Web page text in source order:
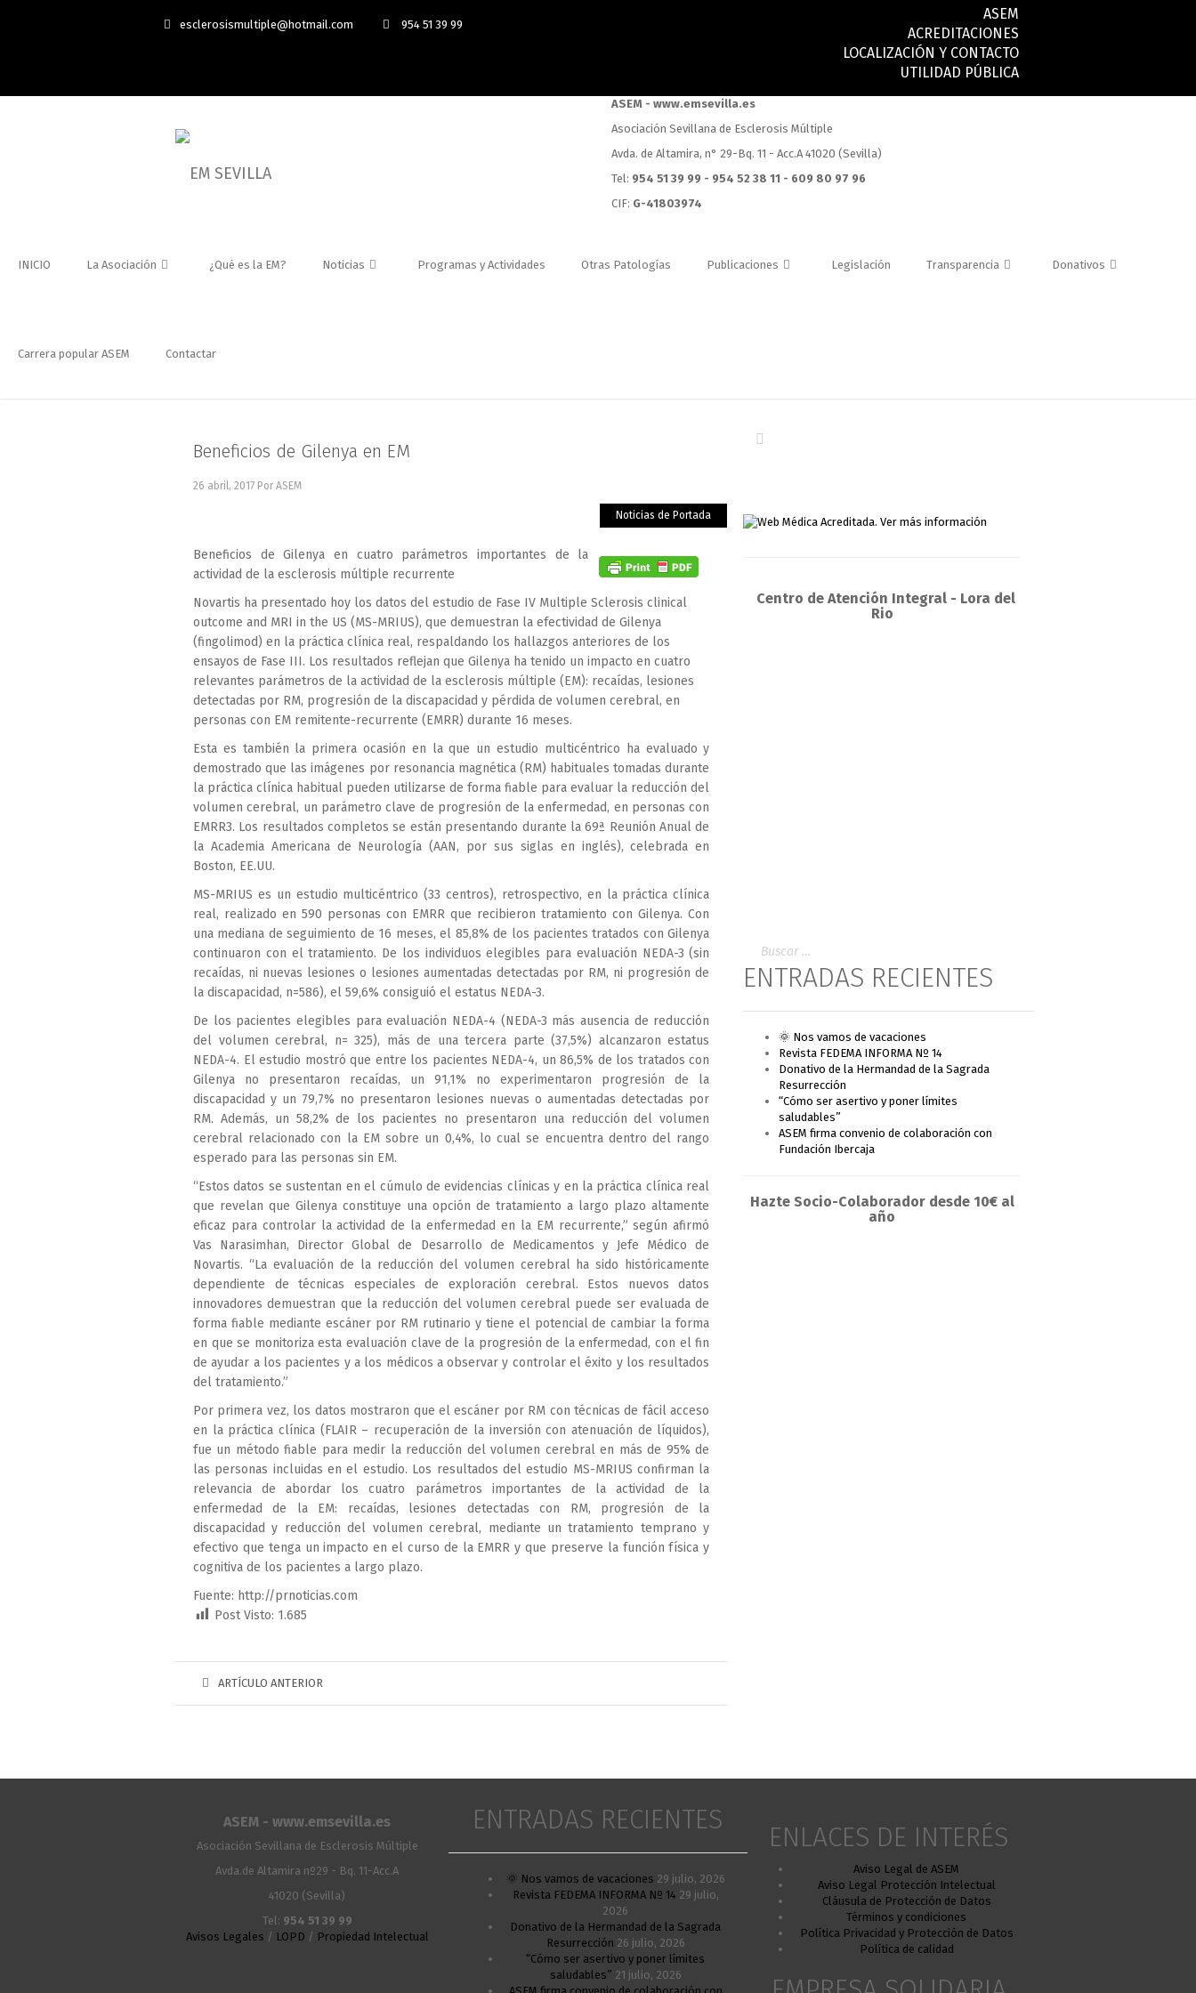
esclerosismultiple@hotmail.com 954 51 39 99
ASEM
ACREDITACIONES
LOCALIZACIÓN Y CONTACTO
UTILIDAD PÚBLICA
ASEM - www.emsevilla.es
Asociación Sevillana de Esclerosis Múltiple
Avda. de Altamira, n° 29-Bq. 11 - Acc.A 41020 (Sevilla)
Tel: 954 51 39 99 - 954 52 38 11 - 609 80 97 96
CIF: G-41803974
INICIO La Asociación ¿Qué es la EM? Noticias Programas y Actividades Otras Patologías Publicaciones Legislación Transparencia Donativos
Carrera popular ASEM Contactar
Beneficios de Gilenya en EM
26 abril, 2017 Por ASEM
Noticias de Portada
Beneficios de Gilenya en cuatro parámetros importantes de la
actividad de la esclerosis múltiple recurrente
Novartis ha presentado hoy los datos del estudio de Fase IV Multiple Sclerosis clinical
outcome and MRI in the US (MS-MRIUS), que demuestran la efectividad de Gilenya
(fingolimod) en la práctica clínica real, respaldando los hallazgos anteriores de los
ensayos de Fase III. Los resultados reflejan que Gilenya ha tenido un impacto en cuatro
relevantes parámetros de la actividad de la esclerosis múltiple (EM): recaídas, lesiones
detectadas por RM, progresión de la discapacidad y pérdida de volumen cerebral, en
personas con EM remitente-recurrente (EMRR) durante 16 meses.
Esta es también la primera ocasión en la que un estudio multicéntrico ha evaluado y
demostrado que las imágenes por resonancia magnética (RM) habituales tomadas durante
la práctica clínica habitual pueden utilizarse de forma fiable para evaluar la reducción del
volumen cerebral, un parámetro clave de progresión de la enfermedad, en personas con
EMRR3. Los resultados completos se están presentando durante la 69ª Reunión Anual de
la Academia Americana de Neurología (AAN, por sus siglas en inglés), celebrada en
Boston, EE.UU.
MS-MRIUS es un estudio multicéntrico (33 centros), retrospectivo, en la práctica clínica
real, realizado en 590 personas con EMRR que recibieron tratamiento con Gilenya. Con
una mediana de seguimiento de 16 meses, el 85,8% de los pacientes tratados con Gilenya
continuaron con el tratamiento. De los individuos elegibles para evaluación NEDA-3 (sin
recaídas, ni nuevas lesiones o lesiones aumentadas detectadas por RM, ni progresión de
la discapacidad, n=586), el 59,6% consiguió el estatus NEDA-3.
De los pacientes elegibles para evaluación NEDA-4 (NEDA-3 más ausencia de reducción
del volumen cerebral, n= 325), más de una tercera parte (37,5%) alcanzaron estatus
NEDA-4. El estudio mostró que entre los pacientes NEDA-4, un 86,5% de los tratados con
Gilenya no presentaron recaídas, un 91,1% no experimentaron progresión de la
discapacidad y un 79,7% no presentaron lesiones nuevas o aumentadas detectadas por
RM. Además, un 58,2% de los pacientes no presentaron una reducción del volumen
cerebral relacionado con la EM sobre un 0,4%, lo cual se encuentra dentro del rango
esperado para las personas sin EM.
“Estos datos se sustentan en el cúmulo de evidencias clínicas y en la práctica clínica real
que revelan que Gilenya constituye una opción de tratamiento a largo plazo altamente
eficaz para controlar la actividad de la enfermedad en la EM recurrente,” según afirmó
Vas Narasimhan, Director Global de Desarrollo de Medicamentos y Jefe Médico de
Novartis. “La evaluación de la reducción del volumen cerebral ha sido históricamente
dependiente de técnicas especiales de exploración cerebral. Estos nuevos datos
innovadores demuestran que la reducción del volumen cerebral puede ser evaluada de
forma fiable mediante escáner por RM rutinario y tiene el potencial de cambiar la forma
en que se monitoriza esta evaluación clave de la progresión de la enfermedad, con el fin
de ayudar a los pacientes y a los médicos a observar y controlar el éxito y los resultados
del tratamiento.”
Por primera vez, los datos mostraron que el escáner por RM con técnicas de fácil acceso
en la práctica clínica (FLAIR – recuperación de la inversión con atenuación de líquidos),
fue un método fiable para medir la reducción del volumen cerebral en más de 95% de
las personas incluidas en el estudio. Los resultados del estudio MS-MRIUS confirman la
relevancia de abordar los cuatro parámetros importantes de la actividad de la
enfermedad de la EM: recaídas, lesiones detectadas con RM, progresión de la
discapacidad y reducción del volumen cerebral, mediante un tratamiento temprano y
efectivo que tenga un impacto en el curso de la EMRR y que preserve la función física y
cognitiva de los pacientes a largo plazo.
Fuente: http://prnoticias.com
Post Visto: 1.685
ARTÍCULO ANTERIOR
Centro de Atención Integral - Lora del
Rio
ENTRADAS RECIENTES
🌞 Nos vamos de vacaciones
Revista FEDEMA INFORMA Nº 14
Donativo de la Hermandad de la Sagrada
Resurrección
“Cómo ser asertivo y poner límites
saludables”
ASEM firma convenio de colaboración con
Fundación Ibercaja
Hazte Socio-Colaborador desde 10€ al
año
ASEM - www.emsevilla.es
Asociación Sevillana de Esclerosis Múltiple
Avda.de Altamira nº29 - Bq. 11-Acc.A
41020 (Sevilla)
Tel: 954 51 39 99
Avisos Legales / LOPD / Propiedad Intelectual
ENTRADAS RECIENTES
🌞 Nos vamos de vacaciones 29 julio, 2026
Revista FEDEMA INFORMA Nº 14 29 julio,
2026
Donativo de la Hermandad de la Sagrada
Resurrección 26 julio, 2026
“Cómo ser asertivo y poner límites
saludables” 21 julio, 2026
ENLACES DE INTERÉS
Aviso Legal de ASEM
Aviso Legal Protección Intelectual
Cláusula de Protección de Datos
Términos y condiciones
Política Privacidad y Protección de Datos
Política de calidad